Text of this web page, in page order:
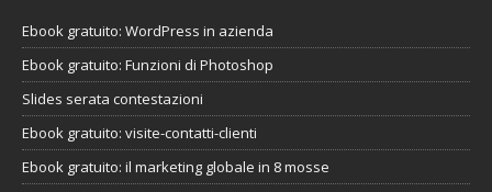
Ebook gratuito: WordPress in azienda
Ebook gratuito: Funzioni di Photoshop
Slides serata contestazioni
Ebook gratuito: visite-contatti-clienti
Ebook gratuito: il marketing globale in 8 mosse